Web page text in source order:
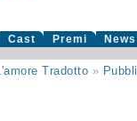
Cast Premi News
Tradotto »